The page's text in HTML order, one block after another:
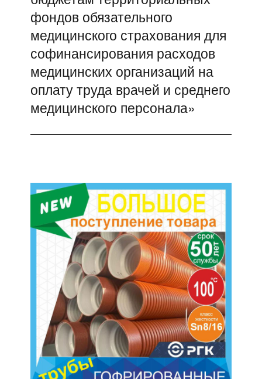
фондов обязательного
медицинского страхования для
софинансирования расходов
медицинских организаций на
оплату труда врачей и среднего
медицинского персонала»